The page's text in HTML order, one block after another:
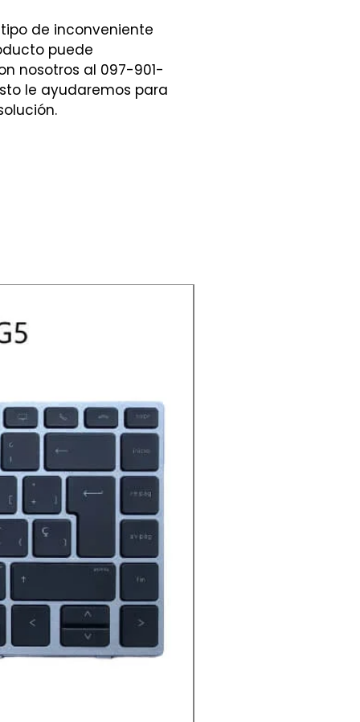
de inconveniente
puede
nosotros al 097-901-
le ayudaremos para